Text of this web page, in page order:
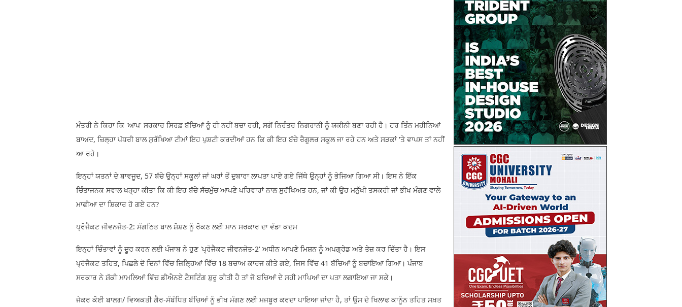
ਮੰਤਰੀ ਨੇ ਕਿਹਾ ਕਿ 'ਆਪ' ਸਰਕਾਰ ਸਿਰਫ਼ ਬੱਚਿਆਂ ਨੂੰ ਹੀ ਨਹੀਂ ਬਚਾ ਰਹੀ, ਸਗੋਂ ਨਿਰੰਤਰ ਨਿਗਰਾਨੀ ਨੂੰ ਯਕੀਨੀ ਬਣਾ ਰਹੀ ਹੈ। ਹਰ ਤਿੰਨ ਮਹੀਨਿਆਂ
ਬਾਅਦ, ਜ਼ਿਲ੍ਹਾ ਪੱਧਰੀ ਬਾਲ ਸੁਰੱਖਿਆ ਟੀਮਾਂ ਇਹ ਪੁਸ਼ਟੀ ਕਰਦੀਆਂ ਹਨ ਕਿ ਕੀ ਇਹ ਬੱਚੇ ਰੈਗੂਲਰ ਸਕੂਲ ਜਾ ਰਹੇ ਹਨ ਅਤੇ ਸੜਕਾਂ 'ਤੇ ਵਾਪਸ ਤਾਂ ਨਹੀਂ
ਆ ਰਹੇ।
ਇਨ੍ਹਾਂ ਯਤਨਾਂ ਦੇ ਬਾਵਜੂਦ, 57 ਬੱਚੇ ਉਨ੍ਹਾਂ ਸਕੂਲਾਂ ਜਾਂ ਘਰਾਂ ਤੋਂ ਦੁਬਾਰਾ ਲਾਪਤਾ ਪਾਏ ਗਏ ਜਿੱਥੇ ਉਨ੍ਹਾਂ ਨੂੰ ਭੇਜਿਆ ਗਿਆ ਸੀ। ਇਸ ਨੇ ਇੱਕ
ਚਿੰਤਾਜਨਕ ਸਵਾਲ ਖੜ੍ਹਾ ਕੀਤਾ ਕਿ ਕੀ ਇਹ ਬੱਚੇ ਸੱਚਮੁੱਚ ਆਪਣੇ ਪਰਿਵਾਰਾਂ ਨਾਲ ਸੁਰੱਖਿਅਤ ਹਨ, ਜਾਂ ਕੀ ਉਹ ਮਨੁੱਖੀ ਤਸਕਰੀ ਜਾਂ ਭੀਖ ਮੰਗਣ ਵਾਲੇ
ਮਾਫੀਆ ਦਾ ਸ਼ਿਕਾਰ ਹੋ ਗਏ ਹਨ?
ਪ੍ਰੋਜੈਕਟ ਜੀਵਨਜੋਤ-2: ਸੰਗਠਿਤ ਬਾਲ ਸ਼ੋਸ਼ਣ ਨੂੰ ਰੋਕਣ ਲਈ ਮਾਨ ਸਰਕਾਰ ਦਾ ਵੱਡਾ ਕਦਮ
ਇਨ੍ਹਾਂ ਚਿੰਤਾਵਾਂ ਨੂੰ ਦੂਰ ਕਰਨ ਲਈ ਪੰਜਾਬ ਨੇ ਹੁਣ 'ਪ੍ਰੋਜੈਕਟ ਜੀਵਨਜੋਤ-2' ਅਧੀਨ ਆਪਣੇ ਮਿਸ਼ਨ ਨੂੰ ਅਪਗ੍ਰੇਡ ਅਤੇ ਤੇਜ਼ ਕਰ ਦਿੱਤਾ ਹੈ। ਇਸ
ਪ੍ਰੋਜੈਕਟ ਤਹਿਤ, ਪਿਛਲੇ ਦੋ ਦਿਨਾਂ ਵਿੱਚ ਜ਼ਿਲ੍ਹਿਆਂ ਵਿੱਚ 18 ਬਚਾਅ ਕਾਰਜ ਕੀਤੇ ਗਏ, ਜਿਸ ਵਿੱਚ 41 ਬੱਚਿਆਂ ਨੂੰ ਬਚਾਇਆ ਗਿਆ। ਪੰਜਾਬ
ਸਰਕਾਰ ਨੇ ਸ਼ੱਕੀ ਮਾਮਲਿਆਂ ਵਿੱਚ ਡੀਐਨਏ ਟੈਸਟਿੰਗ ਸ਼ੁਰੂ ਕੀਤੀ ਹੈ ਤਾਂ ਜੋ ਬਚਿਆਂ ਦੇ ਸਹੀ ਮਾਪਿਆਂ ਦਾ ਪਤਾ ਲਗਾਇਆ ਜਾ ਸਕੇ।
ਜੇਕਰ ਕੋਈ ਬਾਲਗ/ ਵਿਅਕਤੀ ਗੈਰ-ਸੰਬੰਧਿਤ ਬੱਚਿਆਂ ਨੂੰ ਭੀਖ ਮੰਗਣ ਲਈ ਮਜਬੂਰ ਕਰਦਾ ਪਾਇਆ ਜਾਂਦਾ ਹੈ, ਤਾਂ ਉਸ ਦੇ ਖਿਲਾਫ ਕਾਨੂੰਨ ਤਹਿਤ ਸਖ਼ਤ